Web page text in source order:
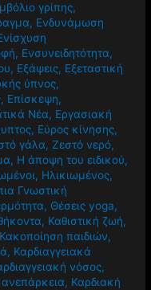
γρίπης,
, Ενδυνάμωση
, Ενσυνειδητότητα,
, Εξάψεις, Εξεταστική
ύπνος,
, Επίσκεψη,
Νέα, Εργασιακή
, Εύρος κίνησης,
γάλα,Ζεστό νερό,
, Η άποψη του ειδικού,
, Ηλικιωμένος,
Γνωστική
, Θέσεις yoga,
, Καθιστική ζωή,
Κακοποίηση παιδιών,
, Καρδιαγγειακά
νόσος,
, Καρδιακή